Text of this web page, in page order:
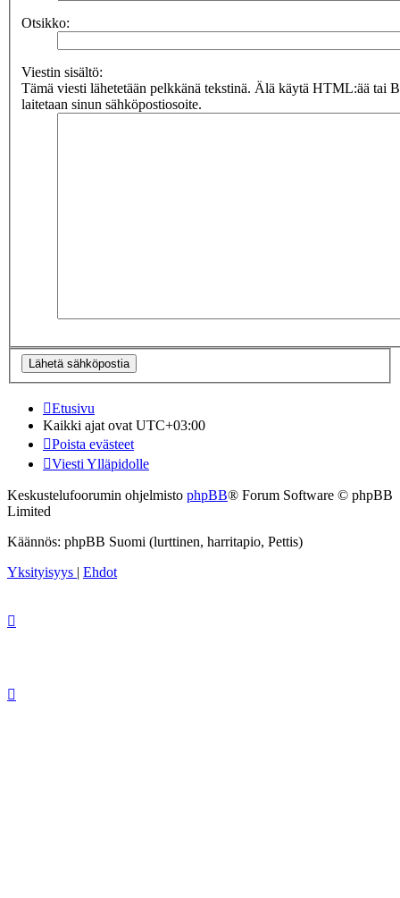
Otsikko:
Viestin sisältö:
Tämä viesti lähetetään pelkkänä tekstinä. Älä käytä HTML:ää tai
laitetaan sinun sähköpostiosoite.
Etusivu
Kaikki ajat ovatUTC+03:00
Poista evästeet
Viesti Ylläpidolle
Keskustelufoorumin ohjelmisto phpBB® Forum Software © phpBB
Limited
Käännös: phpBB Suomi (lurttinen, harritapio, Pettis)
Yksityisyys
Ehdot